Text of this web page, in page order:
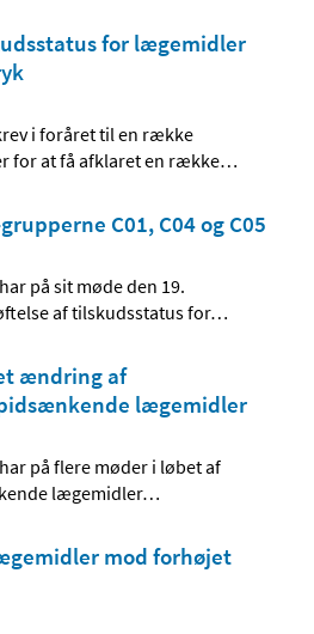
for lægemidler
i foråret til en række
for at få afklaret en række…
C01, C04 og C05
på sit møde den 19.
af tilskudsstatus for…
ændring af
lægemidler
på flere møder i løbet af
lægemidler…
mod forhøjet